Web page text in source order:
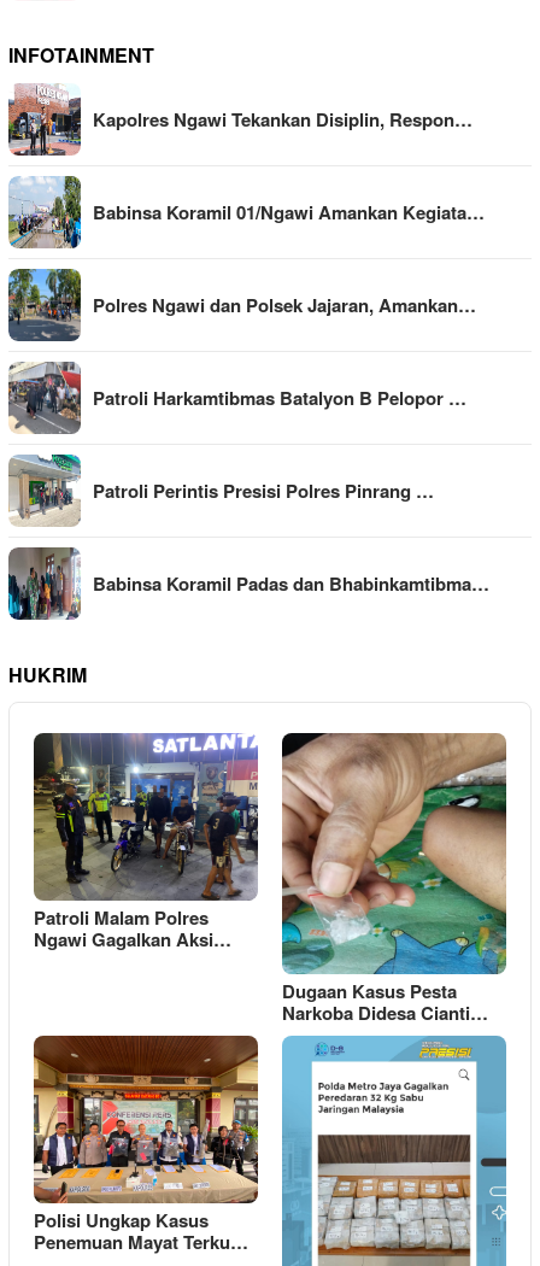
INFOTAINMENT
Kapolres Ngawi Tekankan Disiplin, Respon…
Babinsa Koramil 01/Ngawi Amankan Kegiata…
Polres Ngawi dan Polsek Jajaran, Amankan…
Patroli Harkamtibmas Batalyon B Pelopor …
Patroli Perintis Presisi Polres Pinrang …
Babinsa Koramil Padas dan Bhabinkamtibma…
HUKRIM
Patroli Malam Polres
Ngawi Gagalkan Aksi…
Dugaan Kasus Pesta
Narkoba Didesa Cianti…
Polisi Ungkap Kasus
Penemuan Mayat Terku…